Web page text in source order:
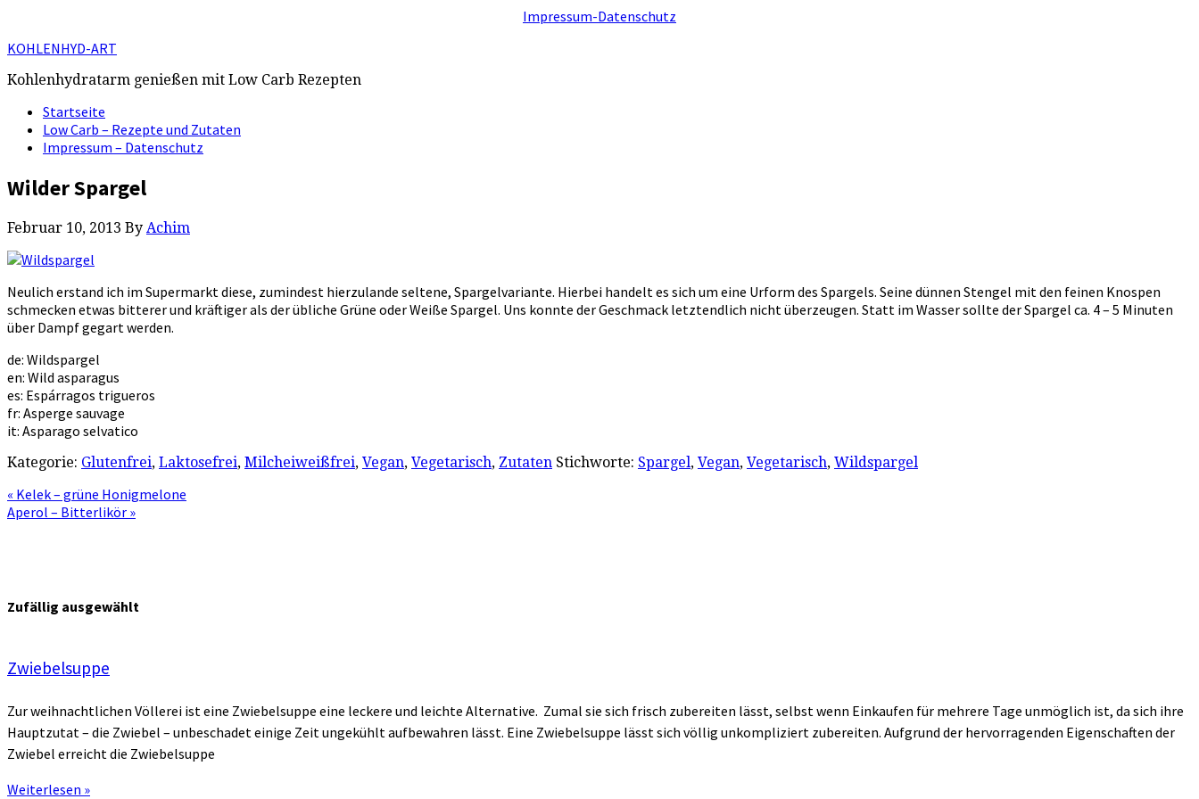
Impressum-Datenschutz
KOHLENHYD-ART
Kohlenhydratarm genießen mit Low Carb Rezepten
Startseite
Low Carb – Rezepte und Zutaten
Impressum – Datenschutz
Wilder Spargel
Februar 10, 2013 By Achim
Neulich erstand ich im Supermarkt diese, zumindest hierzulande seltene, Spargelvariante. Hierbei handelt es sich um eine Urform des Spargels. Seine dünnen Stengel mit den feinen Knospen
schmecken etwas bitterer und kräftiger als der übliche Grüne oder Weiße Spargel. Uns konnte der Geschmack letztendlich nicht überzeugen. Statt im Wasser sollte der Spargel ca. 4 – 5 Minuten
über Dampf gegart werden.
de: Wildspargel
en: Wild asparagus
es: Espárragos trigueros
fr: Asperge sauvage
it: Asparago selvatico
Kategorie: Glutenfrei, Laktosefrei, Milcheiweißfrei, Vegan, Vegetarisch, Zutaten Stichworte: Spargel, Vegan, Vegetarisch, Wildspargel
« Kelek – grüne Honigmelone
Aperol – Bitterlikör »
Zufällig ausgewählt
Zwiebelsuppe
Zur weihnachtlichen Völlerei ist eine Zwiebelsuppe eine leckere und leichte Alternative. Zumal sie sich frisch zubereiten lässt, selbst wenn Einkaufen für mehrere Tage unmöglich ist, da sich ihre
Hauptzutat – die Zwiebel – unbeschadet einige Zeit ungekühlt aufbewahren lässt. Eine Zwiebelsuppe lässt sich völlig unkompliziert zubereiten. Aufgrund der hervorragenden Eigenschaften der
Zwiebel erreicht die Zwiebelsuppe
Weiterlesen »